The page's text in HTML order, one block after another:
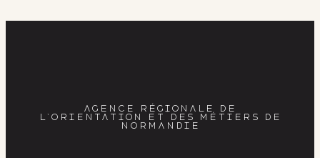
AGENCE RÉGIONALE DE
L’ORIENTATION ET DES MÉTIERS DE
NORMANDIE